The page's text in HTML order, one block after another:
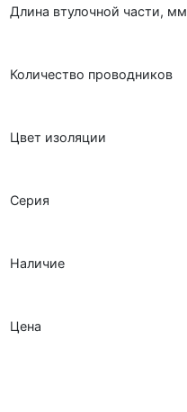
Длина втулочной части, мм
Количество проводников
Цвет изоляции
Серия
Наличие
Цена